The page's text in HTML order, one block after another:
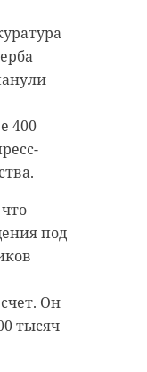
400
под
Он
тысяч